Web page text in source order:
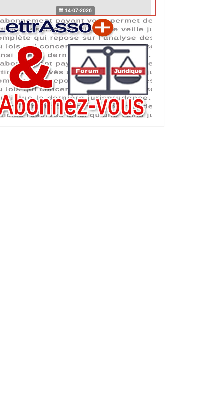
14-07-2026
Il y a des préfètes et des préfets qui
souhaitent tellement faire plaisir à ceux, par
lesquels leur bonne fortune est arrivée,
qu'ils en oublient la réalité de leur fonction
qui
NAF 2025 : nouvelle nomenclature d'activités
dès 2027
07-07-2026
Les nomenclatures d'activités française